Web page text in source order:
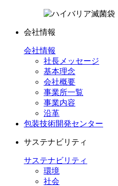
会社情報
会社情報
社長メッセージ
基本理念
会社概要
事業所一覧
事業内容
沿革
包装技術開発センター
サステナビリティ
サステナビリティ
環境
社会